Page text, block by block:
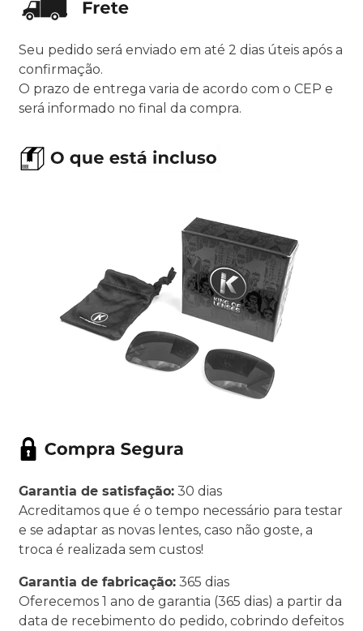
Seu pedido será enviado em até 2 dias úteis após a
confirmação.
O prazo de entrega varia de acordo com o CEP e
será informado no final da compra.
Garantia de satisfação: 30 dias
Acreditamos que é o tempo necessário para testar
e se adaptar as novas lentes, caso não goste, a
troca é realizada sem custos!
Garantia de fabricação: 365 dias
Oferecemos 1 ano de garantia (365 dias) a partir da
data de recebimento do pedido, cobrindo defeitos